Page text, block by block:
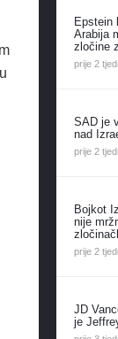
Epstein
Arabija
zločine
prije 2
SAD je
nad
prije 2
Bojkot
nije
prije 2
JD
je